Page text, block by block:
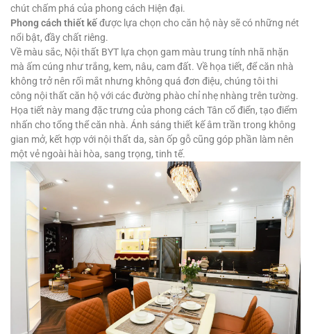
chút chấm phá của phong cách Hiện đại.
Phong cách thiết kếđược lựa chọn cho căn hộ này sẽ có những nét
nổi bật, đầy chất riêng.
Về màu sắc, Nội thất BYT lựa chọn gam màu trung tính nhã nhặn
mà ấm cúng như trắng, kem, nâu, cam đất. Về họa tiết, để căn nhà
không trở nên rối mắt nhưng không quá đơn điệu, chúng tôi thi
công nội thất căn hộ với các đường phào chỉ nhẹ nhàng trên tường.
Họa tiết này mang đặc trưng của phong cách Tân cổ điển, tạo điểm
nhấn cho tổng thể căn nhà. Ánh sáng thiết kế âm trần trong không
gian mở, kết hợp với nội thất da, sàn ốp gỗ cũng góp phần làm nên
một vẻ ngoài hài hòa, sang trọng, tinh tế.